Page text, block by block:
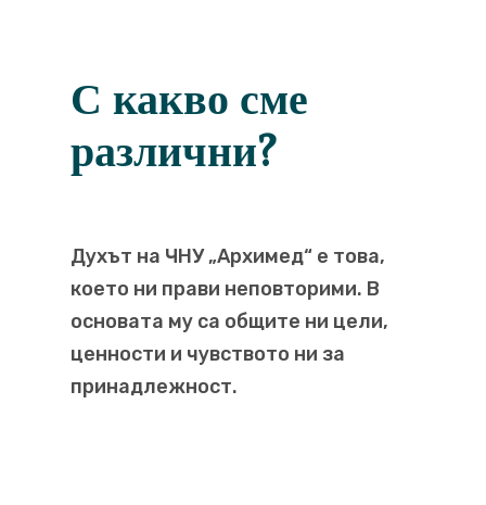
С какво сме
различни?
Духът на ЧНУ „Архимед“ е това,
което ни прави неповторими. В
основата му са общите ни цели,
ценности и чувството ни за
принадлежност.